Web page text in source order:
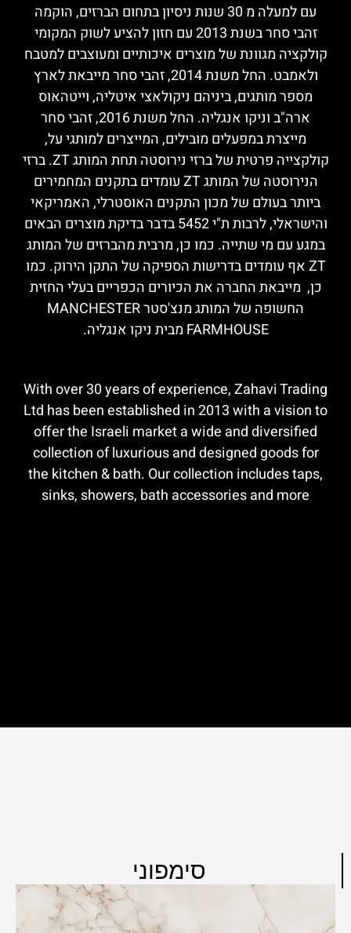
עם למעלה מ 30 שנות ניסיון בתחום הברזים, הוקמה
זהבי סחר בשנת 2013 עם חזון להציע לשוק המקומי
קולקציה מגוונת של מוצרים איכותיים ומעוצבים למטבח
ולאמבט. החל משנת 2014, זהבי סחר מייבאת לארץ
מספר מותגים, ביניהם ניקולאצי איטליה, וייטהאוס
ארה"ב וניקו אנגליה. החל משנת 2016, זהבי סחר
מייצרת במפעלים מובילים, המייצרים למותגי על,
קולקצייה פרטית של ברזי נירוסטה תחת המותג ZT. ברזי
הנירוסטה של המותג ZT עומדים בתקנים המחמירים
ביותר בעולם של מכון התקנים האוסטרלי, האמריקאי
והישראלי, לרבות ת"י 5452 בדבר בדיקת מוצרים הבאים
במגע עם מי שתייה. כמו כן, מרבית מהברזים של המותג
ZT אף עומדים בדרישות הספיקה של התקן הירוק. כמו
כן, מייבאת החברה את הכיורים הכפריים בעלי החזית
החשופה של המותג מנצ'סטר MANCHESTER
FARMHOUSE מבית ניקו אנגליה.
With over 30 years of experience, Zahavi Trading
Ltd has been established in 2013 with a vision to
offer the Israeli market a wide and diversified
collection of luxurious and designed goods for
the kitchen & bath. Our collection includes taps,
sinks, showers, bath accessories and more
סימפוני